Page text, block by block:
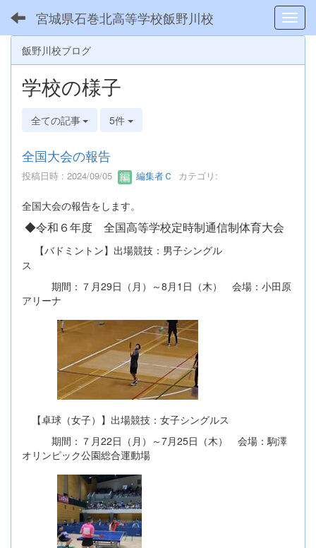
宮城県石巻北高等学校飯野川校
飯野川校ブログ
学校の様子
全ての記事 5件
全国大会の報告
投稿日時 : 2024/09/05 編集者Ｃ カテゴリ:
全国大会の報告をします。
◆令和６年度 全国高等学校定時制通信制体育大会
【バドミントン】出場競技：男子シングル
ス
期間：７月29日（月）～8月1日（木） 会場：小田原
アリーナ
【卓球（女子）】出場競技：女子シングルス
期間：７月22日（月）～7月25日（木） 会場：駒澤
オリンピック公園総合運動場